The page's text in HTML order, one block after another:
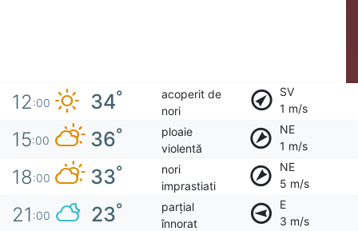
12:00 34°
acoperit de
nori
SV
1 m/s
15:00 36°
ploaie
violentă
NE
1 m/s
18:00 33°
nori
imprastiati
NE
5 m/s
21 :00 23°
parțial
înnorat
E
3 m/s